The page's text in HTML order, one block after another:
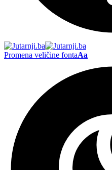
Promena veličine fontaAa